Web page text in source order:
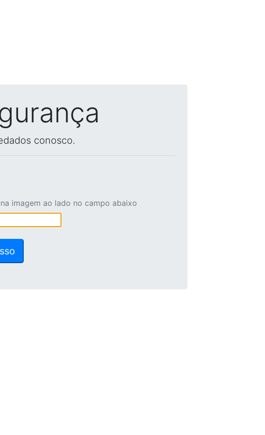
conosco.
imagem ao lado no campo abaixo